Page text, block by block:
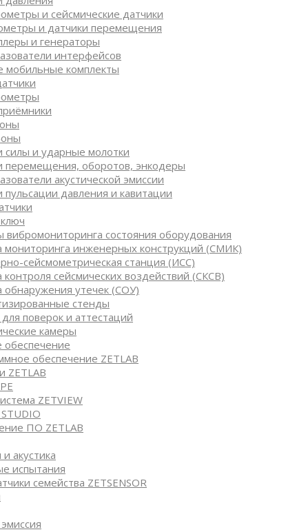
и сейсмические датчики
и датчики перемещения
и генераторы
интерфейсов
мобильные комплекты
силы и ударные молотки
перемещения, оборотов, энкодеры
акустической эмиссии
пульсации давления и кавитации
вибромониторинга состояния оборудования
мониторинга инженерных конструкций (СМИК)
сейсмометрическая станция (ИСС)
контроля сейсмических воздействий (СКСВ)
обнаружения утечек (СОУ)
стенды
поверок и аттестаций
камеры
обеспечение ZETLAB
ZETLAB
ZETVIEW
ПО ZETLAB
акустика
испытания
семейства ZETSENSOR